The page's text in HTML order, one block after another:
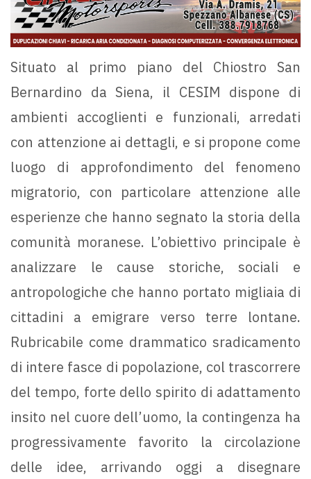
Situato al primo piano del Chiostro San
Bernardino da Siena, il CESIM dispone di
ambienti accoglienti e funzionali, arredati
con attenzione ai dettagli, e si propone come
luogo di approfondimento del fenomeno
migratorio, con particolare attenzione alle
esperienze che hanno segnato la storia della
comunità moranese. L’obiettivo principale è
analizzare le cause storiche, sociali e
antropologiche che hanno portato migliaia di
cittadini a emigrare verso terre lontane.
Rubricabile come drammatico sradicamento
di intere fasce di popolazione, col trascorrere
del tempo, forte dello spirito di adattamento
insito nel cuore dell’uomo, la contingenza ha
progressivamente favorito la circolazione
delle idee, arrivando oggi a disegnare